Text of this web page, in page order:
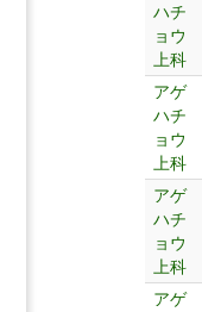
ハチ
ョウ
上科
アゲ
ハチ
ョウ
上科
アゲ
ハチ
ョウ
上科
アゲ